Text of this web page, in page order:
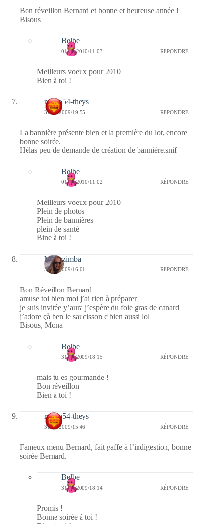
Bon réveillon Bernard et bonne et heureuse année !
Bisous
Belbe
01/01/2010/11:03 RÉPONDRE
Meilleurs voeux pour 2010
Bien à toi !
rolero54-theys
31/12/2009/19:55 RÉPONDRE
La bannière présente bien et la première du lot, encore
bonne soirée.
Hélas peu de demande de création de bannière.snif
Belbe
01/01/2010/11:02 RÉPONDRE
Meilleurs voeux pour 2010
Plein de photos
Plein de bannières
plein de santé
Bine à toi !
Monazimba
31/12/2009/16:01 RÉPONDRE
Bon Réveillon Bernard
amuse toi bien moi j’ai rien à préparer
je suis invitée y’aura j’espère du foie gras de canard
j’adore çà ben le saucisson c bien aussi lol
Bisous, Mona
Belbe
31/12/2009/18:15 RÉPONDRE
mais tu es gourmande !
Bon réveillon
Bien à toi !
rolero54-theys
31/12/2009/15:46 RÉPONDRE
Fameux menu Bernard, fait gaffe à l’indigestion, bonne
soirée Bernard.
Belbe
31/12/2009/18:14 RÉPONDRE
Promis !
Bonne soirée à toi !